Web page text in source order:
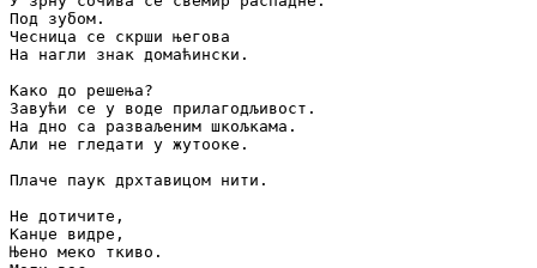
Под зубом.
Чесница се скрши његова
На нагли знак домаћински.
Како до решења?
Завући се у воде прилагодљивост.
На дно са разваљеним шкољкама.
Али не гледати у жутооке.
Плаче паук дрхтавицом нити.
Не дотичите,
Канџе видре,
Њено меко ткиво.